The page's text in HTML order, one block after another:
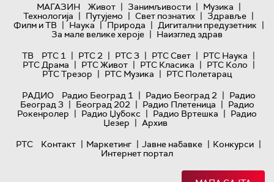
МАГАЗИН
Живот | Занимљивости | Музика |
Технологијa | Путујемо | Свет познатих | Здравље |
Филм и ТВ | Наука | Природа | Дигитални предузетник |
За мале велике хероје | Наизглед здрав
ТВ
РТС 1 | РТС 2 | РТС 3 | РТС Свет | РТС Наука |
РТС Драма | РТС Живот | РТС Класика | РТС Коло |
РТС Трезор | РТС Музика | РТС Полетарац
РАДИО
Радио Београд 1 | Радио Београд 2 | Радио
Београд 3 | Београд 202 | Радио Плетеница | Радио
Рокенролер | Радио Џубокс | Радио Вртешка | Радио
Џезер | Архив
РТС
Контакт | Маркетинг | Јавне набавке | Конкурси |
Интернет портал